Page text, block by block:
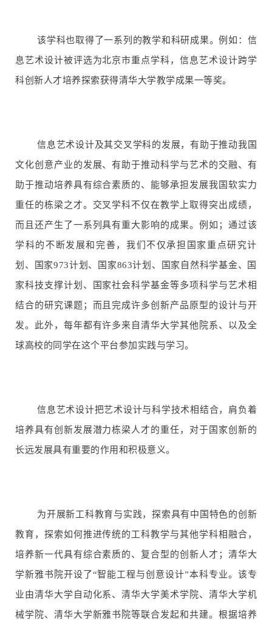
该学科也取得了一系列的教学和科研成果。例如：信
息艺术设计被评选为北京市重点学科，信息艺术设计跨学
科创新人才培养探索获得清华大学教学成果一等奖。
信息艺术设计及其交叉学科的发展，有助于推动我国
文化创意产业的发展、有助于推动科学与艺术的交融、有
助于推动培养具有综合素质的、能够承担发展我国软实力
重任的栋梁之才。交叉学科不仅在教学上取得突出成绩，
而且还产生了一系列具有重大影响的成果。例如；通过该
学科的不断发展和完善，我们不仅承担国家重点研究计
划、国家973计划、国家863计划、国家自然科学基金、国
家科技支撑计划、国家社会科学基金等多项科学与艺术相
结合的研究课题；而且完成许多创新产品原型的设计与开
发。此外，每年都有许多来自清华大学其他院系、以及全
球高校的同学在这个平台参加实践与学习。
信息艺术设计把艺术设计与科学技术相结合，肩负着
培养具有创新发展潜力栋梁人才的重任，对于国家创新的
长远发展具有重要的作用和积极意义。
为开展新工科教育与实践，探索具有中国特色的创新
教育，探索如何推进传统的工科教学与其他学科相融合，
培养新一代具有综合素质的、复合型的创新人才；清华大
学新雅书院开设了“智能工程与创意设计”本科专业。该专
业由清华大学自动化系、清华大学美术学院、清华大学机
械学院、清华大学新雅书院等联合发起和共建。根据培养